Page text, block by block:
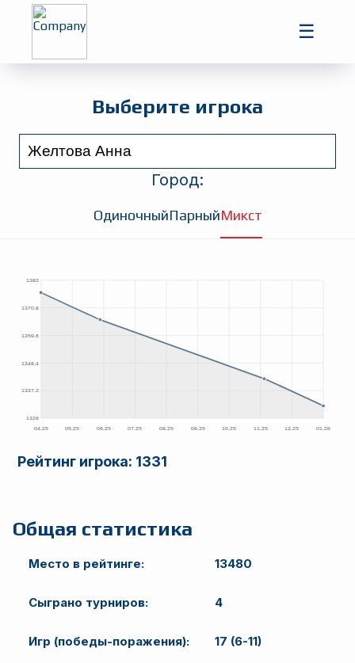
☰
Выберите игрока
Город:
ОдиночныйПарныйМикст
Рейтинг игрока: 1331
Общая статистика
Место в рейтинге: 13480
Сыграно турниров: 4
Игр (победы-поражения): 17 (6-11)